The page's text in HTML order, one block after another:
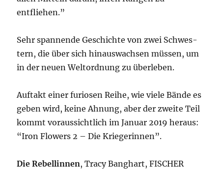
entfliehen.”
Sehr span­nen­de Geschich­te von zwei Schwes­
tern, die über sich hin­aus­wach­sen müs­sen, um
in der neu­en Welt­ord­nung zu überleben.
Auf­takt einer furio­sen Rei­he, wie vie­le Bän­de es
geben wird, kei­ne Ahnung, aber der zwei­te Teil
kommt vor­aus­sicht­lich im Janu­ar 2019 her­aus:
“Iron Flowers 2 – Die Kriegerinnen”.
Die Rebel­lin­nen, Tra­cy Bang­hart, FISCHER